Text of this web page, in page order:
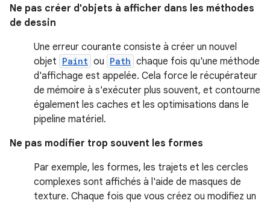
Ne pas créer d'objets à afficher dans les méthodes
de dessin
Une erreur courante consiste à créer un nouvel
objet Paint ou Path chaque fois qu'une méthode
d'affichage est appelée. Cela force le récupérateur
de mémoire à s'exécuter plus souvent, et contourne
également les caches et les optimisations dans le
pipeline matériel.
Ne pas modifier trop souvent les formes
Par exemple, les formes, les trajets et les cercles
complexes sont affichés à l'aide de masques de
texture. Chaque fois que vous créez ou modifiez un